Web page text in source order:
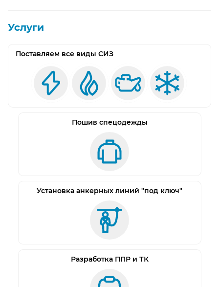
или х/б ткань (по желанию заказчика).
«C90»: глухой клапан дополнительно закрыт
попадание внутрь мелких предметов, окалины,
брызг, пыли. Мягкий кант защищает от боковых
Защитные свойства подошвы ботинок сварщика
антискользящим покрытием. Термостойкость
при ходьбе до + 300°С; в статическом положении
Сфера применения ботинок сварщика «C90»:
металлообработки, судоремонта, строительства
и других отраслей, разработаны для рабочих
повышенных температур.
Услуги
Поставляем все виды СИЗ
Пошив спецодежды
Установка анкерных линий "под ключ"
Разработка ППР и ТК